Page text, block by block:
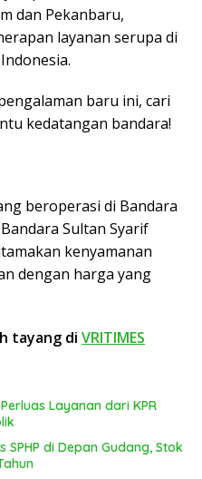
dan Pekanbaru,
layanan serupa di
baru ini, cari
kedatangan bandara!
beroperasi di Bandara
Sultan Syarif
kenyamanan
dengan harga yang
tayang di VRITIMES
Layanan dari KPR
di Depan Gudang, Stok